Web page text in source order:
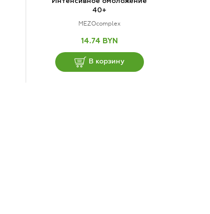
40+
MEZOcomplex
14.74 BYN
В корзину